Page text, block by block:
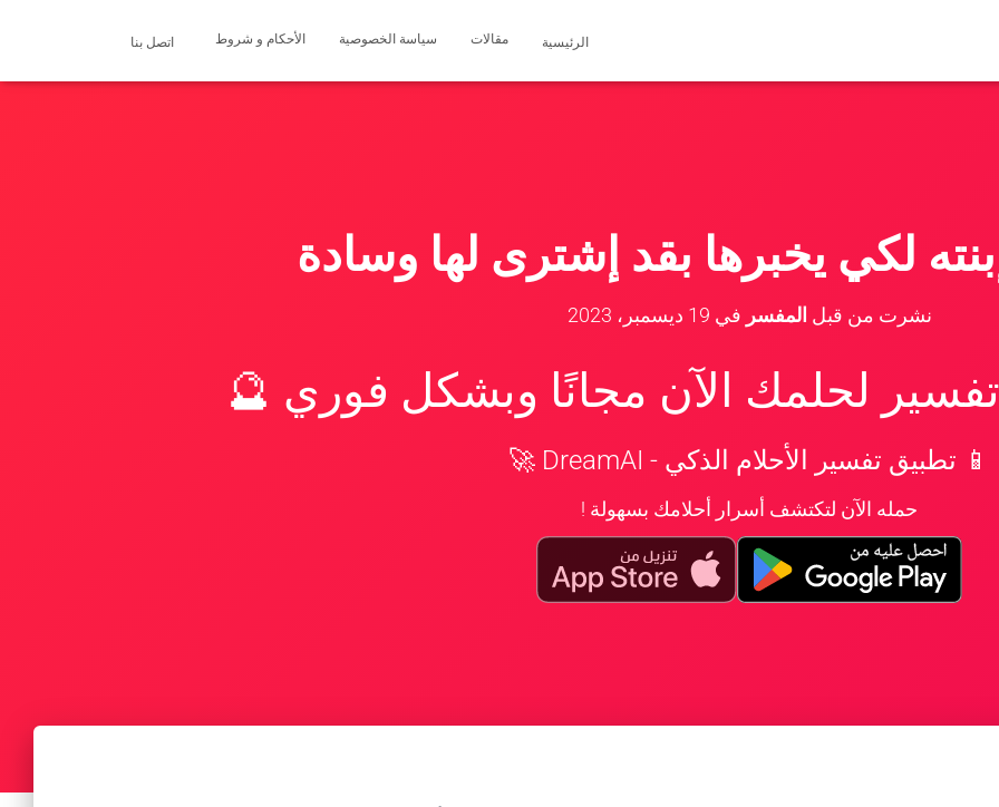
الرئيسية مقالات سياسة الخصوصية الأحكام و شروط اتصل بنا
لكي يخبرها بقد إشترى لها وسادة
نشرت من قبل المفسر في 19 ديسمبر، 2023
لحلمك الآن مجانًا وبشكل فوري 🔮
📱 تطبيق تفسير الأحلام الذكي - DreamAI 🚀
حمله الآن لتكتشف أسرار أحلامك بسهولة !